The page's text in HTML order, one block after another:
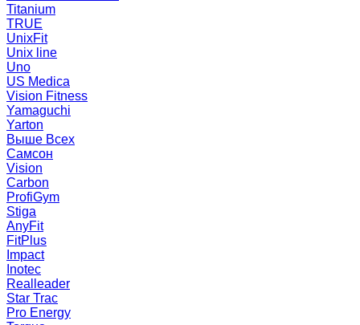
Titanium
TRUE
UnixFit
Unix line
Uno
US Medica
Vision Fitness
Yamaguchi
Yarton
Выше Всех
Самсон
Vision
Carbon
ProfiGym
Stiga
AnyFit
FitPlus
Impact
Inotec
Realleader
Star Trac
Pro Energy